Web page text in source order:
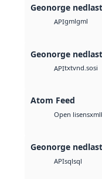
Geonorge
APIgmlgml
Geonorge
APItxtvnd.sosi
Atom Feed
Open lisensxml
Geonorge
APIsqlsql